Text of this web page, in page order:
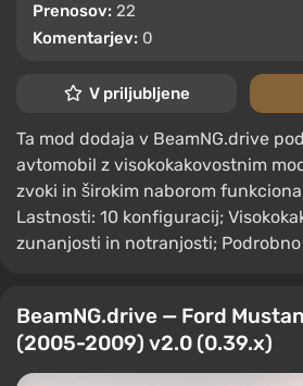
Prenosov: 22
Komentarjev: 0
V priljubljene
Ta mod dodaja v BeamNG.drive
avtomobil z visokokakovostnim
zvoki in širokim naborom
Lastnosti: 10 konfiguracij;
zunanjosti in notranjosti; Podrobno
BeamNG.drive — Ford
(2005-2009) v2.0 (0.39.x)